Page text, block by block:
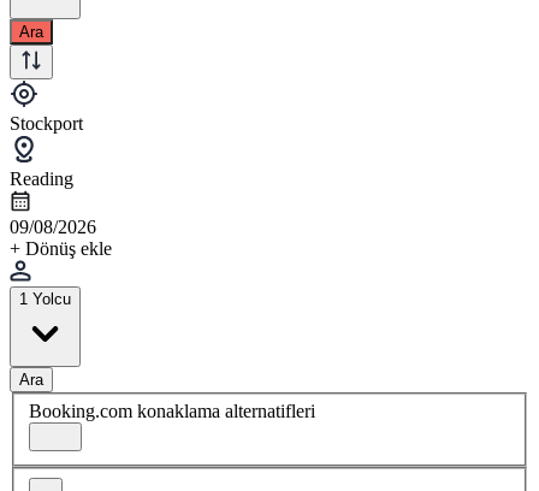
Ara
Stockport
Reading
09/08/2026
+ Dönüş ekle
1 Yolcu
Ara
Booking.com konaklama alternatifleri